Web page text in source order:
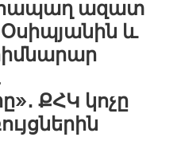
ազատ
և
ՔՀԿ կոչը